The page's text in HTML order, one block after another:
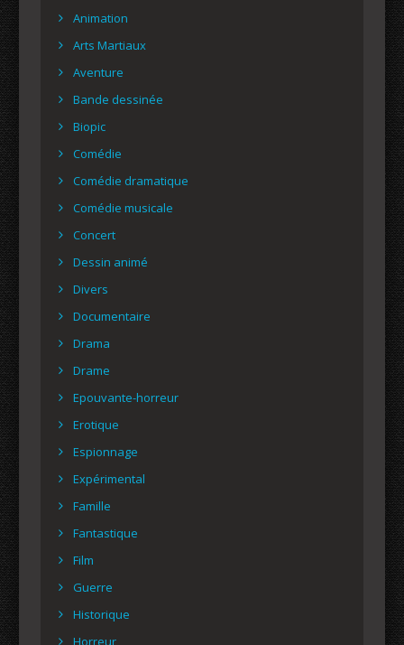
Animation
Arts Martiaux
Aventure
Bande dessinée
Biopic
Comédie
Comédie dramatique
Comédie musicale
Concert
Dessin animé
Divers
Documentaire
Drama
Drame
Epouvante-horreur
Erotique
Espionnage
Expérimental
Famille
Fantastique
Film
Guerre
Historique
Horreur